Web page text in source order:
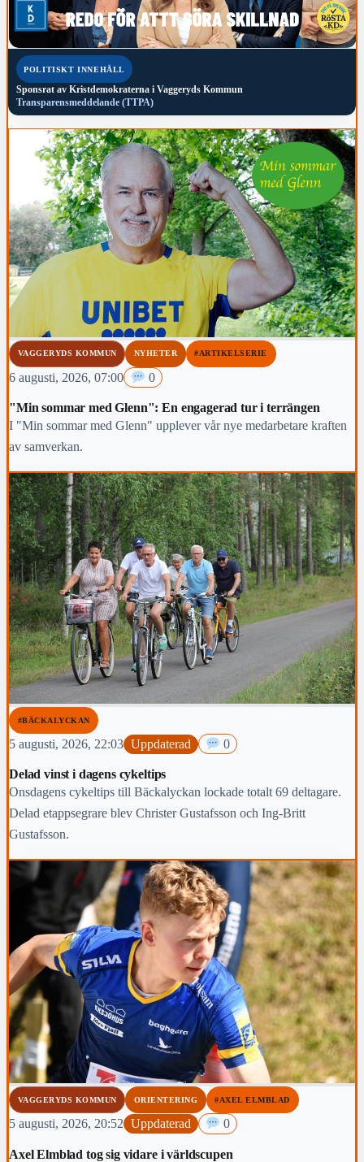
POLITISKT INNEHÅLL
Sponsrat av Kristdemokraterna i Vaggeryds Kommun
Transparensmeddelande (TTPA)
VAGGERYDS KOMMUN NYHETER #ARTIKELSERIE
6 augusti, 2026, 07:00 0
"Min sommar med Glenn": En engagerad tur i terrängen
I "Min sommar med Glenn" upplever vår nye medarbetare kraften
av samverkan.
#BÄCKALYCKAN
5 augusti, 2026, 22:03 Uppdaterad 0
Delad vinst i dagens cykeltips
Onsdagens cykeltips till Bäckalyckan lockade totalt 69 deltagare.
Delad etappsegrare blev Christer Gustafsson och Ing-Britt
Gustafsson.
VAGGERYDS KOMMUN ORIENTERING #AXEL ELMBLAD
5 augusti, 2026, 20:52 Uppdaterad 0
Axel Elmblad tog sig vidare i världscupen